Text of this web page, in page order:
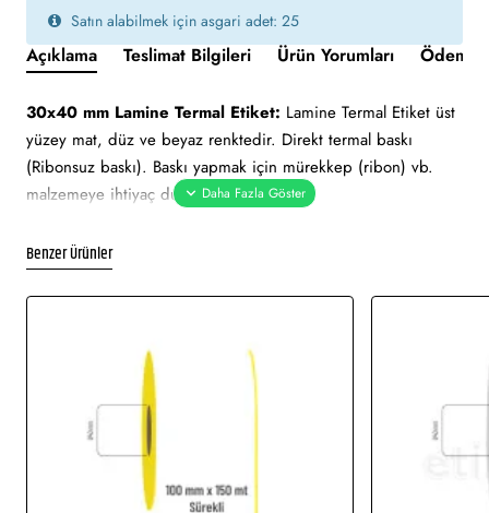
Satın alabilmek için asgari adet: 25
Açıklama Teslimat Bilgileri Ürün Yorumları Ödeme
30x40 mm Lamine Termal Etiket: Lamine Termal Etiket üst
yüzey mat, düz ve beyaz renktedir. Direkt termal baskı
(Ribonsuz baskı). Baskı yapmak için mürekkep (ribon) vb.
malzemeye ihtiyaç duymaz.
edilebilmektedir. Ortalama 4-6 hafta arası ömrü vardır ve
güneş ısısından etkilenir.
Yapışkan Türleri:
Akrilik (Standart yapışkanlı tutkal), Holtmelt
(Kuvvetli yapışkan tutkal), Nonperm (İz Bırakmayan yapışkanlı
tutkal), Deep frezee (Soğuğa dayanıklı yapışkanlı tutkal)
Benzer Ürünler